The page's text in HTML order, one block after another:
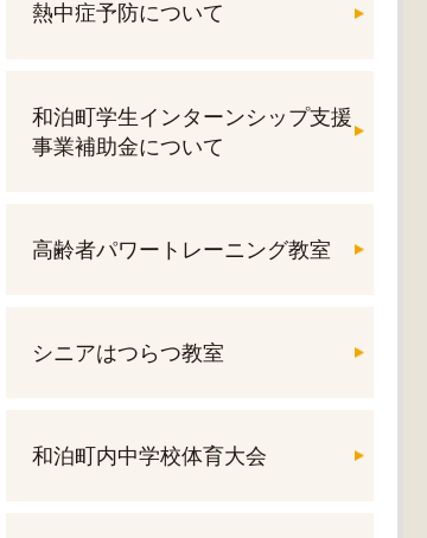
熱中症予防について
和泊町学生インターンシップ支援
事業補助金について
高齢者パワートレーニング教室
シニアはつらつ教室
和泊町内中学校体育大会